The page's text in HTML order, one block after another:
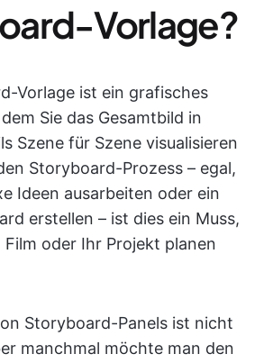
Vorlage?
Vorlage ist ein grafisches
Sie das Gesamtbild in
Szene für Szene visualisieren
Storyboard-Prozess – egal,
Ideen ausarbeiten oder ein
erstellen – ist dies ein Muss,
Film oder Ihr Projekt planen
Storyboard-Panels ist nicht
manchmal möchte man den